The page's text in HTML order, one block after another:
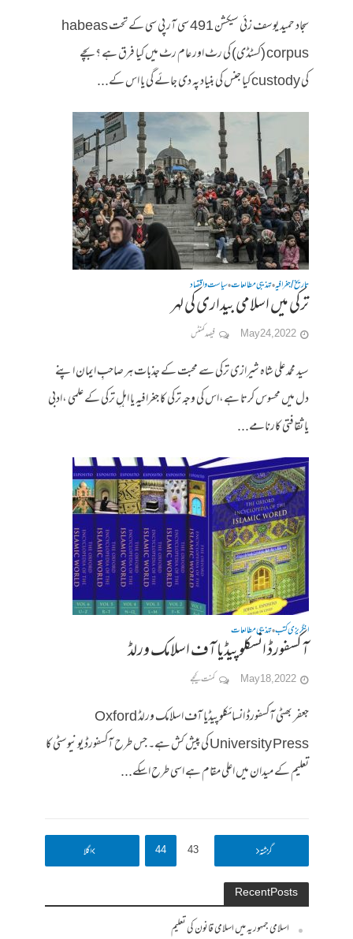
سجاد حمید یوسف زئی سیکشن 491 سی آر پی سی کے تحت habeas
corpus (کسٹڈی) کی رٹ اور عام رٹ میں کیا فرق ہے ؟ بچے
کی custody کیا جنس کی بنیاد پہ دی جائے گی یا اس کے...
تاریخ / جغرافیہ•تہذیبی مطالعات•سیاست واقتصاد
ترکی میں اسلامی بیداری کی لہر
May 24, 2022 فیصد کمنٹس
سید محمد علی شاہ شیرازی ترکی سے محبت کے جذبات ہر صاحبِ ایمان اپنے
دل میں محسوس کرتا ہے،اس کی وجہ ترکی کا جغرافیہ یا اہلِ ترکی کے علمی ،ادبی
یا ثقافتی کارنامے...
انگریزی کتب•تہذیبی مطالعات
آکسفورڈ انسکلوپیڈیا آف اسلامک ورلڈ
May 18, 2022 کمنت کیجے
جعفر بھٹی آکسفورڈ انسائکلوپیڈیا آف اسلامک ورلڈ Oxford
University Press کی پیش کش ہے۔ جس طرح آکسفورڈ یونیوسٹی کا
تعلیم کے میدان میں اعلی مقام ہے اسی طرح اسکے...
گزشتہ…
43
44
46اگلا
Recent Posts
اسلامی جمہوریہ میں اسلامی قانون کی تعلیم